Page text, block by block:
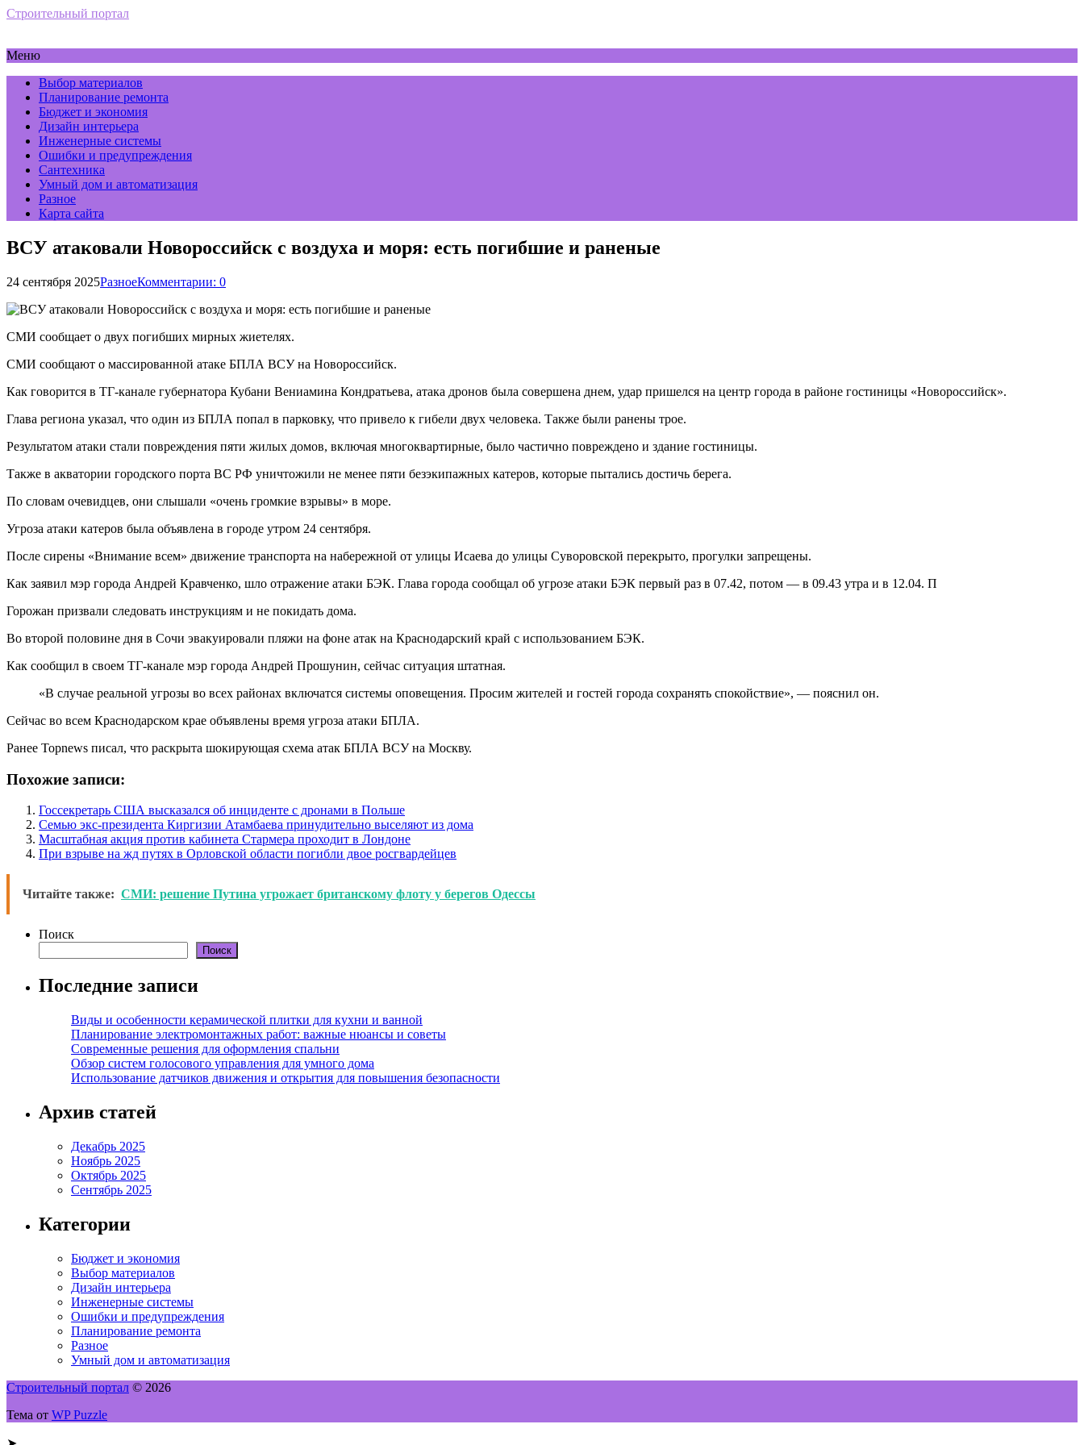
Строительный портал
Меню
Выбор материалов
Планирование ремонта
Бюджет и экономия
Дизайн интерьера
Инженерные системы
Ошибки и предупреждения
Сантехника
Умный дом и автоматизация
Разное
Карта сайта
ВСУ атаковали Новороссийск с воздуха и моря: есть погибшие и раненые
24 сентября 2025РазноеКомментарии: 0
СМИ сообщает о двух погибших мирных жиетелях.
СМИ сообщают о массированной атаке БПЛА ВСУ на Новороссийск.
Как говорится в ТГ-канале губернатора Кубани Вениамина Кондратьева, атака дронов была совершена днем, удар пришелся на центр города в районе гостиницы «Новороссийск».
Глава региона указал, что один из БПЛА попал в парковку, что привело к гибели двух человека. Также были ранены трое.
Результатом атаки стали повреждения пяти жилых домов, включая многоквартирные, было частично повреждено и здание гостиницы.
Также в акватории городского порта ВС РФ уничтожили не менее пяти безэкипажных катеров, которые пытались достичь берега.
По словам очевидцев, они слышали «очень громкие взрывы» в море.
Угроза атаки катеров была объявлена в городе утром 24 сентября.
После сирены «Внимание всем» движение транспорта на набережной от улицы Исаева до улицы Суворовской перекрыто, прогулки запрещены.
Как заявил мэр города Андрей Кравченко, шло отражение атаки БЭК. Глава города сообщал об угрозе атаки БЭК первый раз в 07.42, потом — в 09.43 утра и в 12.04. П
Горожан призвали следовать инструкциям и не покидать дома.
Во второй половине дня в Сочи эвакуировали пляжи на фоне атак на Краснодарский край с использованием БЭК.
Как сообщил в своем ТГ-канале мэр города Андрей Прошунин, сейчас ситуация штатная.
«В случае реальной угрозы во всех районах включатся системы оповещения. Просим жителей и гостей города сохранять спокойствие», — пояснил он.
Сейчас во всем Краснодарском крае объявлены время угроза атаки БПЛА.
Ранее Topnews писал, что раскрыта шокирующая схема атак БПЛА ВСУ на Москву.
Похожие записи:
Госсекретарь США высказался об инциденте с дронами в Польше
Семью экс-президента Киргизии Атамбаева принудительно выселяют из дома
Масштабная акция против кабинета Стармера проходит в Лондоне
При взрыве на жд путях в Орловской области погибли двое росгвардейцев
Читайте также: СМИ: решение Путина угрожает британскому флоту у берегов Одессы
Поиск
Поиск
Последние записи
Виды и особенности керамической плитки для кухни и ванной
Планирование электромонтажных работ: важные нюансы и советы
Современные решения для оформления спальни
Обзор систем голосового управления для умного дома
Использование датчиков движения и открытия для повышения безопасности
Архив статей
Декабрь 2025
Ноябрь 2025
Октябрь 2025
Сентябрь 2025
Категории
Бюджет и экономия
Выбор материалов
Дизайн интерьера
Инженерные системы
Ошибки и предупреждения
Планирование ремонта
Разное
Умный дом и автоматизация
Строительный портал © 2026
Тема от WP Puzzle